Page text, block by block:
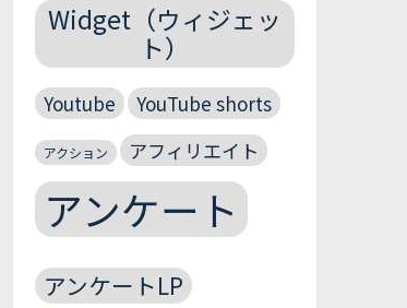
Widget（ウィジェッ
ト）
Youtube YouTube shorts
アクション アフィリエイト
アンケート
アンケートLP